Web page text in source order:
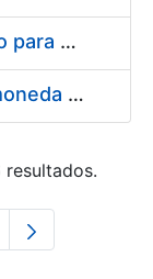
Contratación de acuerdo marco para el Suministro de Material de Electricidad para la Fábrica Nacional de Moneda y Timbre-Real Casa de la Moneda en su centro de trabajo de Burgos
Suministro de estuches para moneda de 30 €
intermedias Use